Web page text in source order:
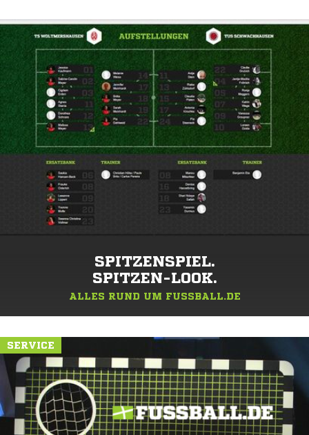
SPITZENSPIEL.
SPITZEN-LOOK.
ALLES RUND UM FUSSBALL.DE
SERVICE